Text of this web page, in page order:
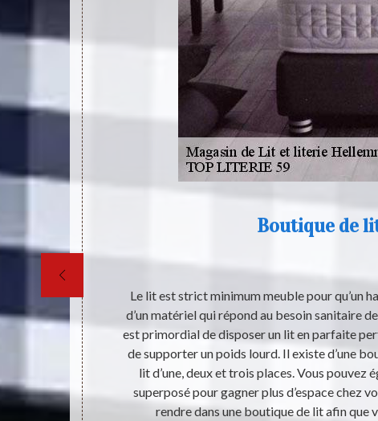
maisons. En
bon état.
site web.
et
Boutique de
Le lit est strict minimum meuble pour qu’un
d’un matériel qui répond au besoin sanitaire
est primordial de disposer un lit en parfaite
de supporter un poids lourd. Il existe d’une
lit d’une, deux et trois places. Vous pouvez
superposé pour gagner plus d’espace chez
rendre dans une boutique de lit afin que